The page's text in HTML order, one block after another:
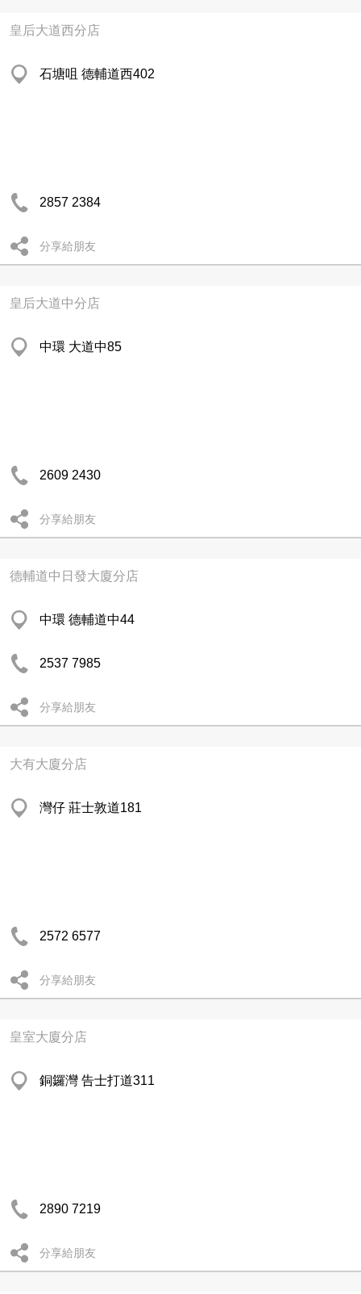
皇后大道西分店
石塘咀 德輔道西402
2857 2384
分享給朋友
皇后大道中分店
中環 大道中85
2609 2430
分享給朋友
德輔道中日發大廈分店
中環 德輔道中44
2537 7985
分享給朋友
大有大廈分店
灣仔 莊士敦道181
2572 6577
分享給朋友
皇室大廈分店
銅鑼灣 告士打道311
2890 7219
分享給朋友